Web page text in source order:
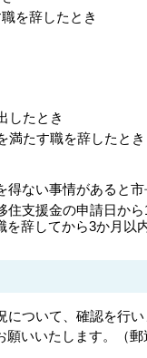
を辞したとき
したとき
満たす職を辞したとき
得ない事情があると
支援金の申請日か
辞してから3か月以
ついて、確認を行い
いいたします。（